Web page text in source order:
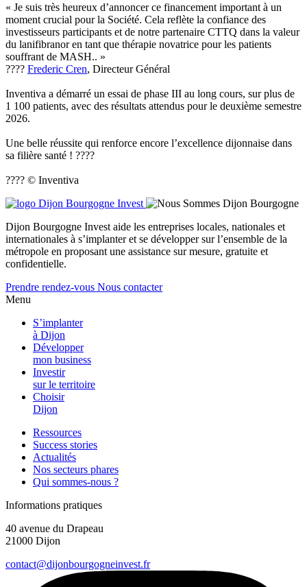
« Je suis très heureux d’annoncer ce financement important à un
moment crucial pour la Société. Cela reflète la confiance des
investisseurs participants et de notre partenaire CTTQ dans la valeur
du lanifibranor en tant que thérapie novatrice pour les patients
souffrant de MASH.. »
???? Frederic Cren, Directeur Général
Inventiva a démarré un essai de phase III au long cours, sur plus de
1 100 patients, avec des résultats attendus pour le deuxième semestre
2026.
Une belle réussite qui renforce encore l’excellence dijonnaise dans
sa filière santé ! ????
???? © Inventiva
Dijon Bourgogne Invest aide les entreprises locales, nationales et
internationales à s’implanter et se développer sur l’ensemble de la
métropole en proposant une assistance sur mesure, gratuite et
confidentielle.
Prendre rendez-vous Nous contacter
Menu
S’implanter
à Dijon
Développer
mon business
Investir
sur le territoire
Choisir
Dijon
Ressources
Success stories
Actualités
Nos secteurs phares
Qui sommes-nous ?
Informations pratiques
40 avenue du Drapeau
21000 Dijon
contact@dijonbourgogneinvest.fr